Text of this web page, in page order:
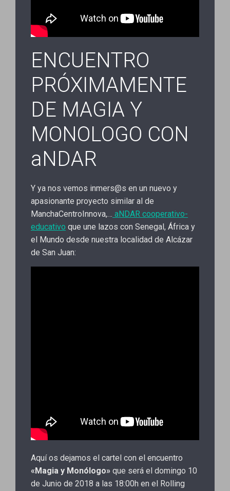
ENCUENTRO
PRÓXIMAMENTE
DE MAGIA Y
MONOLOGO CON
aNDAR
Y ya nos vemos inmers@s en un nuevo y
apasionante proyecto similar al de
ManchaCentroInnova,… aNDAR cooperativo-
educativo que une lazos con Senegal, África y
el Mundo desde nuestra localidad de Alcázar
de San Juan:
Aquí os dejamos el cartel con el encuentro
«Magia y Monólogo» que será el domingo 10
de Junio de 2018 a las 18:00h en el Rolling